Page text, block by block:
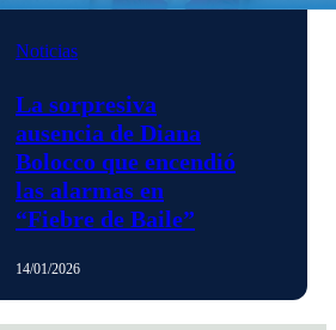
Noticias
La sorpresiva
ausencia de Diana
Bolocco que encendió
las alarmas en
“Fiebre de Baile”
14/01/2026